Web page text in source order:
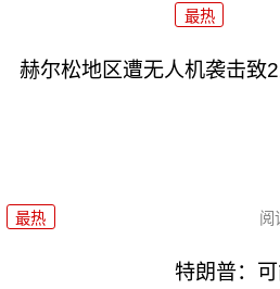
最热
赫尔松地区遭无人机袭击致
最热 阅
特朗普：